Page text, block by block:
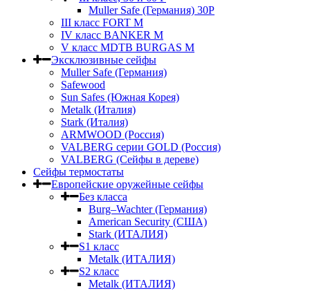
Muller Safe (Германия) 30Р
III класс FORT M
IV класс BANKER M
V класс МDTB BURGAS M
Эксклюзивные сейфы
Muller Safe (Германия)
Safewood
Sun Safes (Южная Корея)
Metalk (Италия)
Stark (Италия)
ARMWOOD (Россия)
VALBERG серии GOLD (Россия)
VALBERG (Сейфы в дереве)
Сейфы термостаты
Европейские оружейные сейфы
Без класса
Burg–Wachter (Германия)
American Security (США)
Stark (ИТАЛИЯ)
S1 класс
Metalk (ИТАЛИЯ)
S2 класс
Metalk (ИТАЛИЯ)